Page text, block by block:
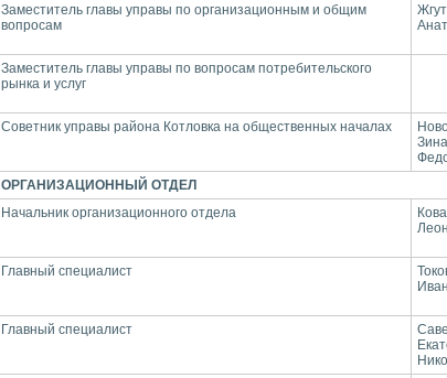
Заместитель главы управы по организационным и общим
вопросам
Заместитель главы управы по вопросам потребительского
рынка и услуг
Советник управы района Котловка на общественных началах
ОРГАНИЗАЦИОННЫЙ ОТДЕЛ
Начальник организационного отдела
Главный специалист
Главный специалист